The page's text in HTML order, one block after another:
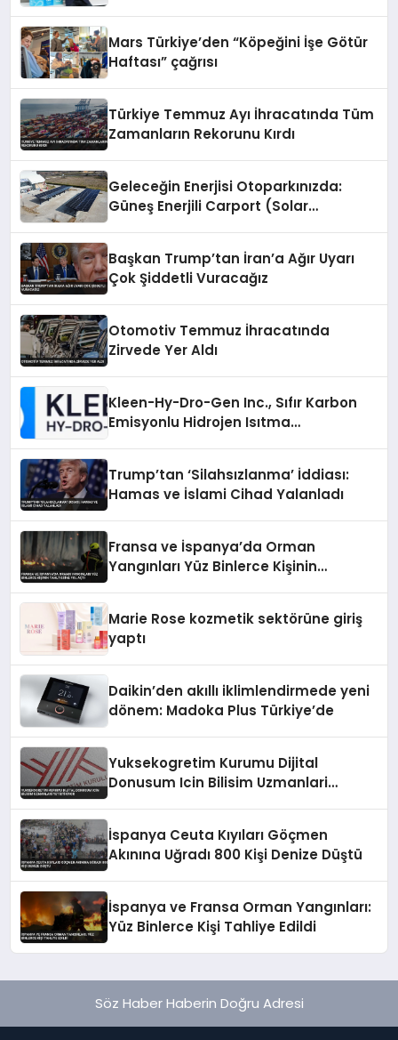
Mars Türkiye’den “Köpeğini İşe Götür
Haftası” çağrısı
Türkiye Temmuz Ayı İhracatında Tüm
Zamanların Rekorunu Kırdı
Geleceğin Enerjisi Otoparkınızda:
Güneş Enerjili Carport (Solar
Başkan Trump’tan İran’a Ağır Uyarı
Çok Şiddetli Vuracağız
Otomotiv Temmuz İhracatında
Zirvede Yer Aldı
Kleen-Hy-Dro-Gen Inc., Sıfır Karbon
Emisyonlu Hidrojen Isıtma
Trump’tan ‘Silahsızlanma’ İddiası:
Hamas ve İslami Cihad Yalanladı
Fransa ve İspanya’da Orman
Yangınları Yüz Binlerce Kişinin
Marie Rose kozmetik sektörüne giriş
yaptı
Daikin’den akıllı iklimlendirmede yeni
dönem: Madoka Plus Türkiye’de
Yuksekogretim Kurumu Dijital
Donusum Icin Bilisim Uzmanlari
İspanya Ceuta Kıyıları Göçmen
Akınına Uğradı 800 Kişi Denize Düştü
İspanya ve Fransa Orman Yangınları:
Yüz Binlerce Kişi Tahliye Edildi
Söz Haber Haberin Doğru Adresi